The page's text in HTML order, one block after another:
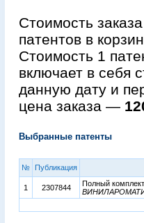
Стоимость
патентов в
Стоимость 1
включает в себя
данную дату и
цена заказа —
Выбранные патенты
№ Публикация
1 2307844
Полный